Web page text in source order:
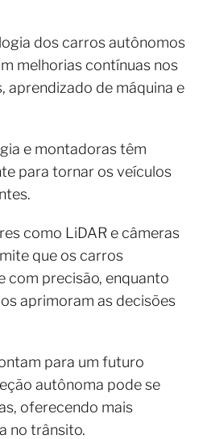
dos carros autônomos
melhorias contínuas nos
aprendizado de máquina e
e montadoras têm
para tornar os veículos
como LiDAR e câmeras
que os carros
com precisão, enquanto
aprimoram as decisões
para um futuro
autônoma pode se
oferecendo mais
no trânsito.